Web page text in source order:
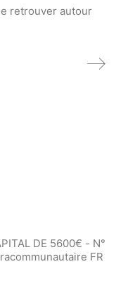
retrouver autour
DE 5600€ - N°
FR